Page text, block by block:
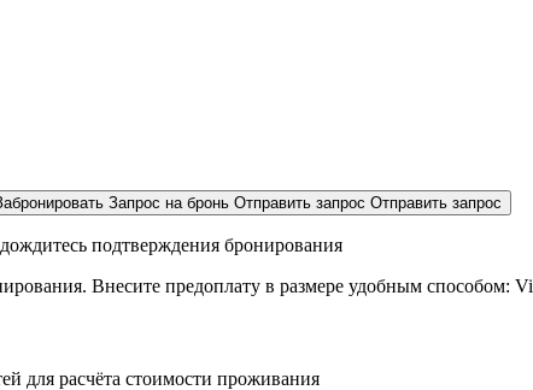
Запрос на бронь Отправить запрос Отправить запрос
подтверждения бронирования
Внесите предоплату в размере удобным способом:
для расчёта стоимости проживания